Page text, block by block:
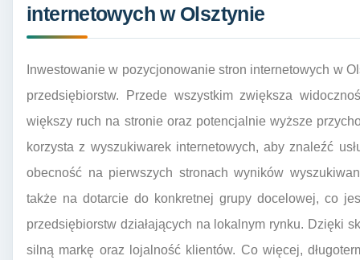
internetowych w Olsztynie
Inwestowanie w pozycjonowanie stron internetowych w
przedsiębiorstw. Przede wszystkim zwiększa
większy ruch na stronie oraz potencjalnie wyższe
korzysta z wyszukiwarek internetowych, aby znaleźć
obecność na pierwszych stronach wyników
także na dotarcie do konkretnej grupy docelowej, co
przedsiębiorstw działających na lokalnym rynku. Dzięki
silną markę oraz lojalność klientów. Co więcej,